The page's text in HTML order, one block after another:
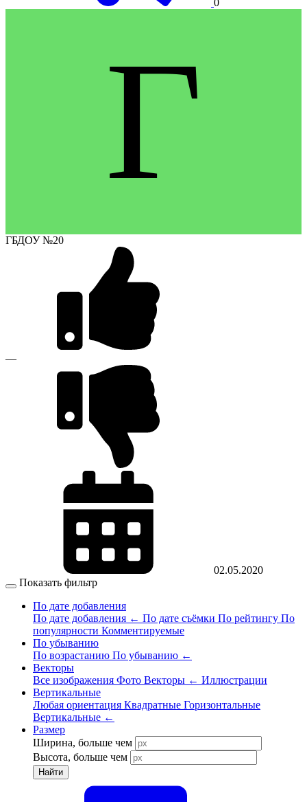
0
Г
ГБДОУ №20
—
02.05.2020
Показать фильтр
По дате добавления
По дате добавления ← По дате съёмки По рейтингу По
популярности Комментируемые
По убыванию
По возрастанию По убыванию ←
Векторы
Все изображения Фото Векторы ← Иллюстрации
Вертикальные
Любая ориентация Квадратные Горизонтальные
Вертикальные ←
Размер
Ширина, больше чем
Высота, больше чем
Найти